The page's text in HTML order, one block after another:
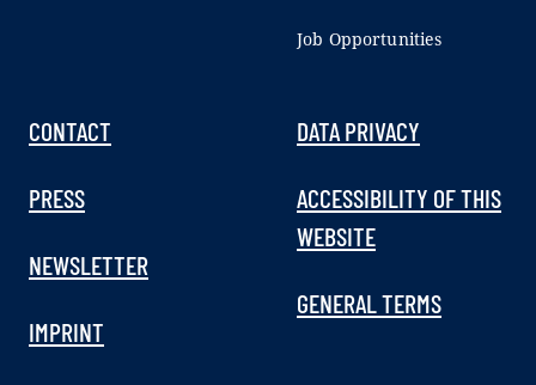
Job Opportunities
CONTACT
PRESS
NEWSLETTER
IMPRINT
DATA PRIVACY
ACCESSIBILITY OF THIS
WEBSITE
GENERAL TERMS